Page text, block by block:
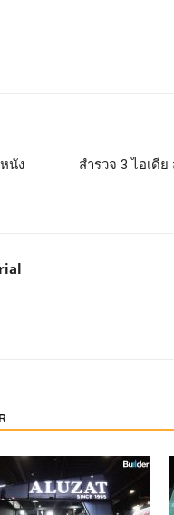
นัง
สำรวจ 3 ไอเดี